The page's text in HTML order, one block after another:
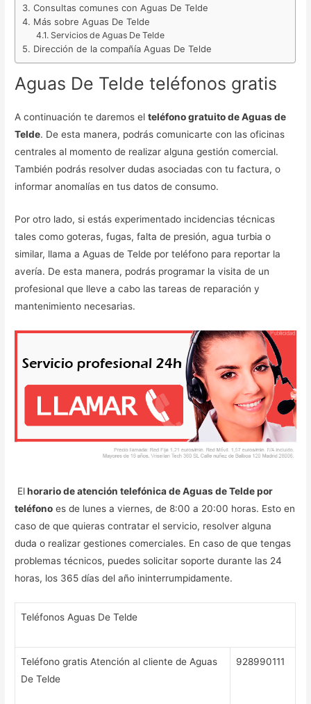
Consultas comunes con Aguas De Telde
Más sobre Aguas De Telde
Servicios de Aguas De Telde
Dirección de la compañía Aguas De Telde
Aguas De Telde teléfonos gratis
A continuación te daremos elteléfono gratuito de Aguas de
Telde. De esta manera, podrás comunicarte con las oficinas
centrales al momento de realizar alguna gestión comercial.
También podrás resolver dudas asociadas con tu factura, o
informar anomalías en tus datos de consumo.
Por otro lado, si estás experimentado incidencias técnicas
tales como goteras, fugas, falta de presión, agua turbia o
similar, llama a Aguas de Telde por teléfono para reportar la
avería. De esta manera, podrás programar la visita de un
profesional que lleve a cabo las tareas de reparación y
mantenimiento necesarias.
Elhorario de atención telefónica de Aguas de Telde por
teléfono es de lunes a viernes, de 8:00 a 20:00 horas. Esto en
caso de que quieras contratar el servicio, resolver alguna
duda o realizar gestiones comerciales. En caso de que tengas
problemas técnicos, puedes solicitar soporte durante las 24
horas, los 365 días del año ininterrumpidamente.
Teléfonos Aguas De Telde
Teléfono gratis Atención al cliente de Aguas
De Telde
928990111